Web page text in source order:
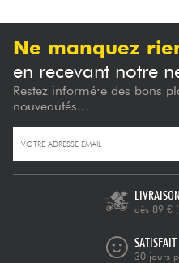
Ne manquez
en recevant notre
Restez informé·e des bons
nouveautés...
dès 89 €
30 jours